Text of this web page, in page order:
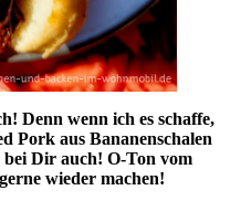
Denn wenn ich es schaffe,
Pork aus Bananenschalen
bei Dir auch! O-Ton vom
wieder machen!